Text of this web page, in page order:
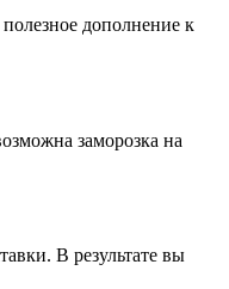
дополнение к
заморозка на
В результате вы